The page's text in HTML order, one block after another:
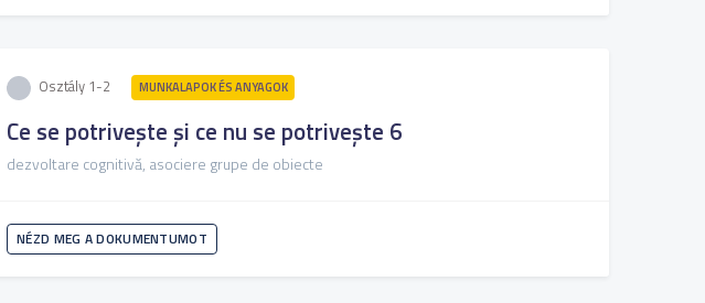
Osztály 1-2 MUNKALAPOK ÉS ANYAGOK
Ce se potrivește și ce nu se potrivește 6
dezvoltare cognitivă, asociere grupe de obiecte
NÉZD MEG A DOKUMENTUMOT